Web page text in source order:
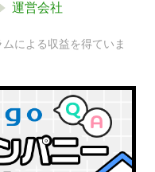
運営会社
による収益を得ていま